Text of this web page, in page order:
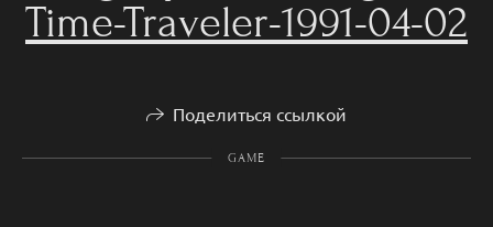
Time-Traveler-1991-04-02
Поделиться ссылкой
GAME